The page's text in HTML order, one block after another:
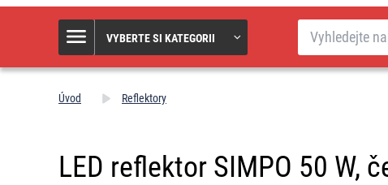
VYBERTE SI KATEGORII
Hledat
Úvod Reflektory
LED reflektor SIMPO 50 W,